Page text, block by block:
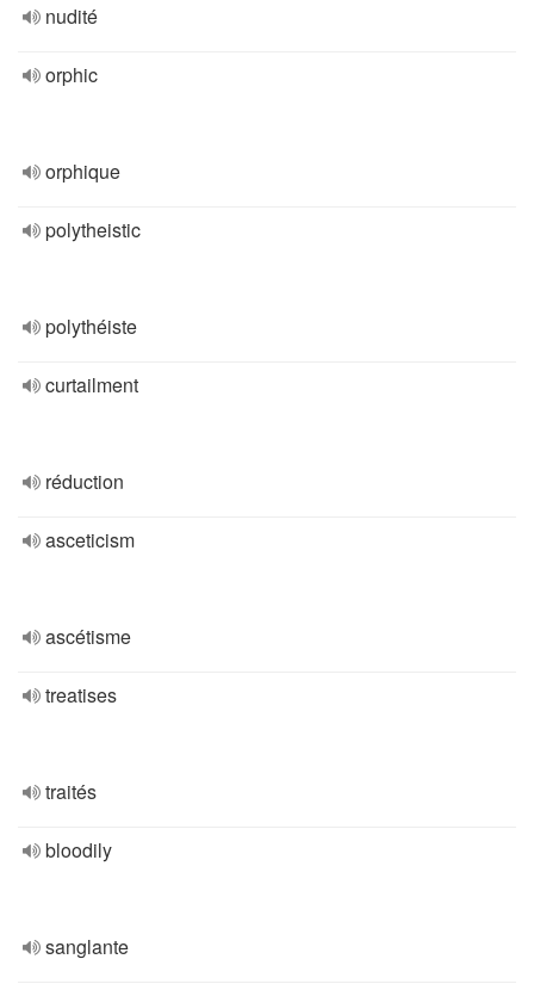
nudité
orphic
orphique
polytheistic
polythéiste
curtailment
réduction
asceticism
ascétisme
treatises
traités
bloodily
sanglante